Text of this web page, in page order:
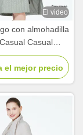
El video
con almohadilla
Casual
de primavera de
debajo de la
longitud
el mejor precio